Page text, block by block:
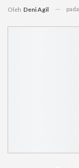
Oleh Deni Agil pada